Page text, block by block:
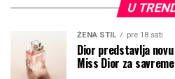
U
ŽENA STIL pre 18 sati
Dior predstavlja
Miss Dior za